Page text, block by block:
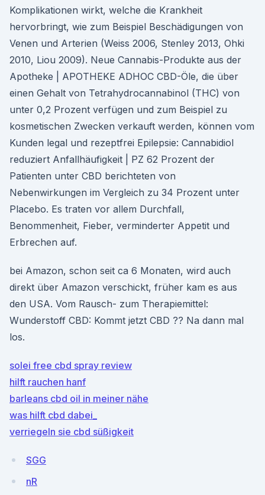
Komplikationen wirkt, welche die Krankheit
hervorbringt, wie zum Beispiel Beschädigungen von
Venen und Arterien (Weiss 2006, Stenley 2013, Ohki
2010, Liou 2009). Neue Cannabis-Produkte aus der
Apotheke | APOTHEKE ADHOC CBD-Öle, die über
einen Gehalt von Tetrahydrocannabinol (THC) von
unter 0,2 Prozent verfügen und zum Beispiel zu
kosmetischen Zwecken verkauft werden, können vom
Kunden legal und rezeptfrei Epilepsie: Cannabidiol
reduziert Anfallhäufigkeit | PZ 62 Prozent der
Patienten unter CBD berichteten von
Nebenwirkungen im Vergleich zu 34 Prozent unter
Placebo. Es traten vor allem Durchfall,
Benommenheit, Fieber, verminderter Appetit und
Erbrechen auf.
bei Amazon, schon seit ca 6 Monaten, wird auch
direkt über Amazon verschickt, früher kam es aus
den USA. Vom Rausch- zum Therapiemittel:
Wunderstoff CBD: Kommt jetzt CBD ?? Na dann mal
los.
solei free cbd spray review
hilft rauchen hanf
barleans cbd oil in meiner nähe
was hilft cbd dabei_
verriegeln sie cbd süßigkeit
SGG
nR